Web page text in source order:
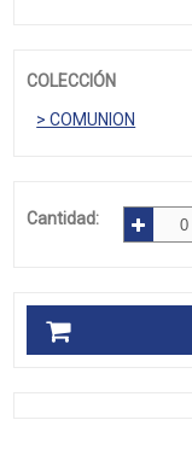
COLECCIÓN
> COMUNION
Cantidad: